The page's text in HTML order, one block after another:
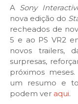
A Sony
nova edição do
recheados de
5 e ao PS VR2
novos trailers,
surpresas,
próximos
um resumo e
podem ver aqui.